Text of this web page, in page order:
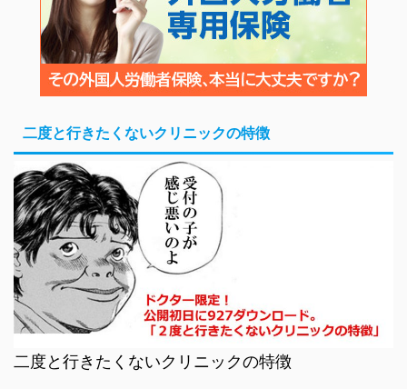
二度と行きたくないクリニックの特徴
二度と行きたくないクリニックの特徴